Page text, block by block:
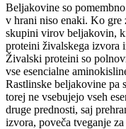
Beljakovine so
v hrani niso enaki. Ko gre
skupini virov beljakovin,
proteini živalskega izvora
Živalski proteini so
vse esencialne
Rastlinske beljakovine pa
torej ne vsebujejo vseh
druge prednosti, saj
izvora, poveča tveganje